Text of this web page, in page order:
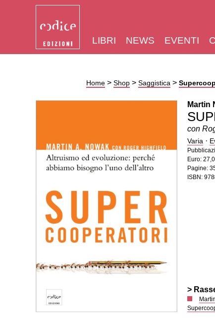
LIBRI NEWS EVENTI
Home> Shop> Saggistica >
Martin
con
Varia ·
Euro:
Pagine:
ISBN:
>